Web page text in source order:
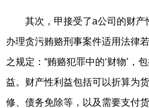
其次，甲接受了a公司的财产
办理贪污贿赂刑事案件适用法律
之规定：“贿赂犯罪中的‘财物’，
益。财产性利益包括可以折算为
修、债务免除等，以及需要支付